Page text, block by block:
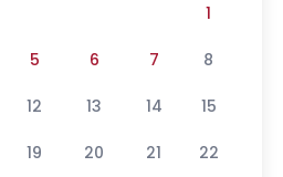
1
5 6 7 8
12 13 14 15
19 20 21 22